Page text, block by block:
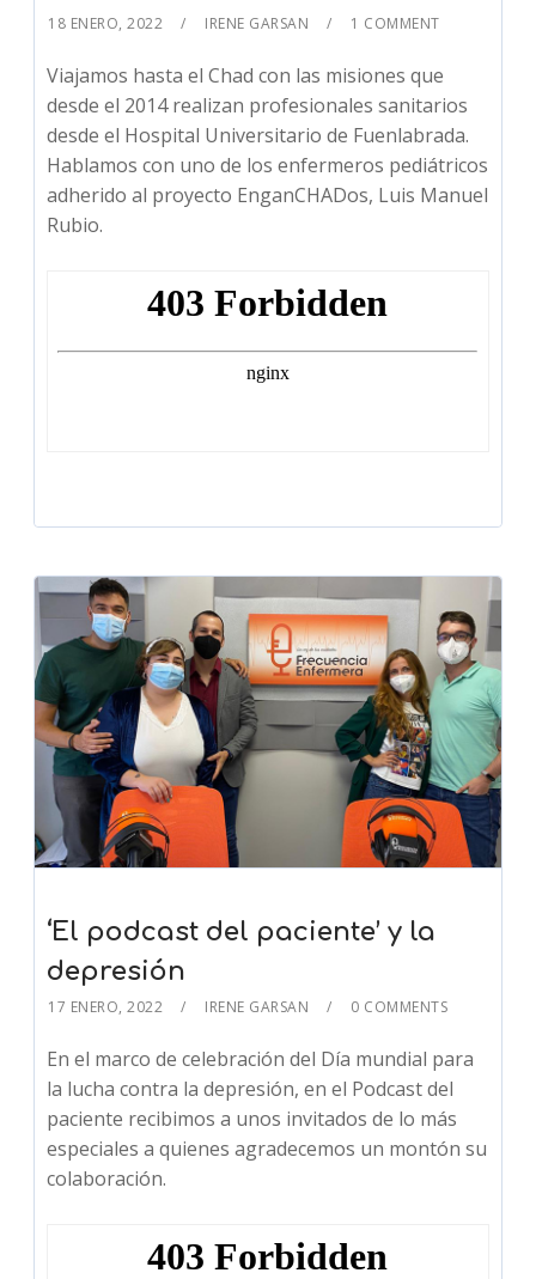
18 ENERO, 2022 IRENE GARSAN 1 COMMENT
Viajamos hasta el Chad con las misiones que
desde el 2014 realizan profesionales sanitarios
desde el Hospital Universitario de Fuenlabrada.
Hablamos con uno de los enfermeros pediátricos
adherido al proyecto EnganCHADos, Luis Manuel
Rubio.
‘El podcast del paciente’ y la
depresión
17 ENERO, 2022 IRENE GARSAN 0 COMMENTS
En el marco de celebración del Día mundial para
la lucha contra la depresión, en el Podcast del
paciente recibimos a unos invitados de lo más
especiales a quienes agradecemos un montón su
colaboración.